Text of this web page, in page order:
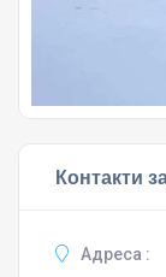
Контакти
Адреса :